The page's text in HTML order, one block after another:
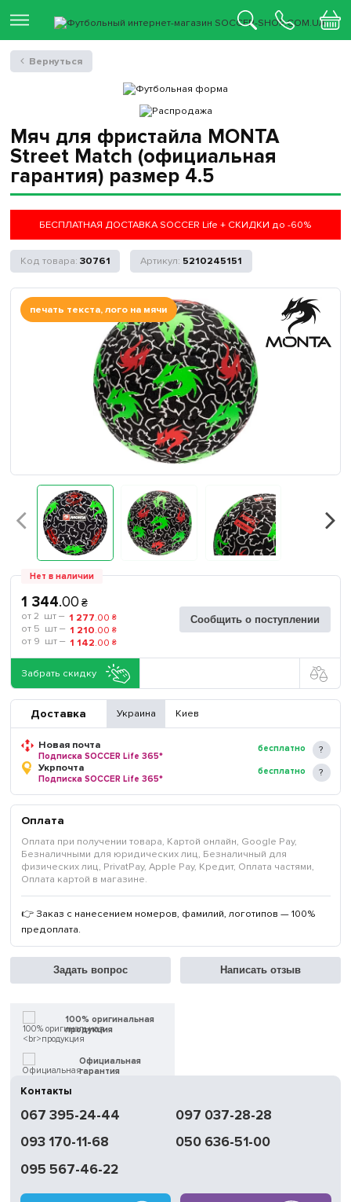
Мяч для фристайла MONTA
Street Match (официальная
гарантия) размер 4.5
БЕСПЛАТНАЯ ДОСТАВКА SOCCER Life + СКИДКИ до -60%
30761 5210245151
печать текста, лого на мячи
Нет в наличии
1 344.00 ₴
2 1 277.00 ₴
5 1 210.00 ₴
9 1 142.00 ₴
Сообщить о поступлении
Забрать скидку
Доставка Украина Киев
Новая почта
Подписка SOCCER Life 365*
бесплатно
Укрпочта
Подписка SOCCER Life 365*
бесплатно
Оплата
Оплата при получении товара, Картой онлайн, Google Pay,
Безналичными для юридических лиц, Безналичный для
физических лиц, PrivatPay, Apple Pay, Кредит, Оплата частями,
Оплата картой в магазине.
👉 Заказ с нанесением номеров, фамилий, логотипов — 100%
предоплата.
Задать вопрос Написать отзыв
100% оригинальная
продукция
Официальная
гарантия
доставка
Обмен | Возвращение
без выходных
Контакты
067 395-24-44
097 037-28-28
093 170-11-68
050 636-51-00
095 567-46-22
Вернуться